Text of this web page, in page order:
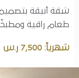
شهرياً: 7,500 ر.س
شقة أنيقة
طعام راقية